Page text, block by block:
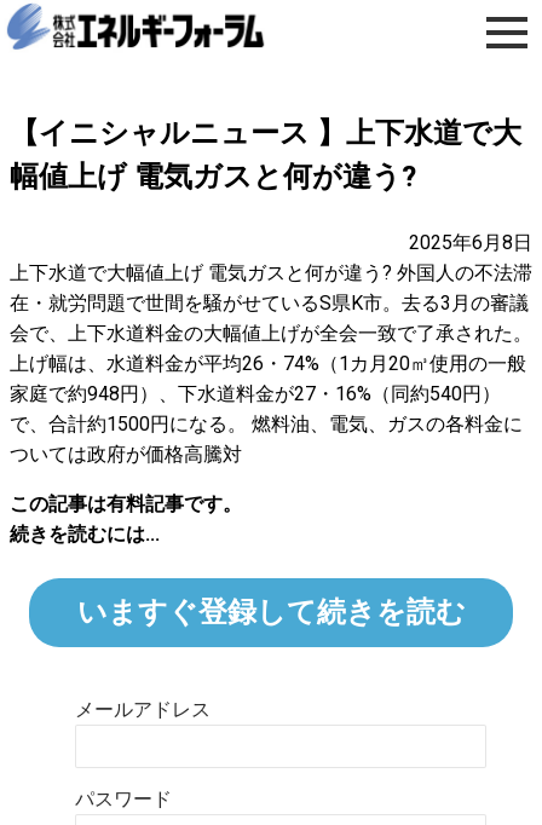
【イニシャルニュース 】上下水道で大
幅値上げ 電気ガスと何が違う?
2025年6月8日
上下水道で大幅値上げ 電気ガスと何が違う? 外国人の不法滞
在・就労問題で世間を騒がせているS県K市。去る3月の審議
会で、上下水道料金の大幅値上げが全会一致で了承された。
上げ幅は、水道料金が平均26・74%（1カ月20㎥使用の一般
家庭で約948円）、下水道料金が27・16%（同約540円）
で、合計約1500円になる。 燃料油、電気、ガスの各料金に
ついては政府が価格高騰対
この記事は有料記事です。
続きを読むには...
いますぐ登録して続きを読む
メールアドレス
パスワード